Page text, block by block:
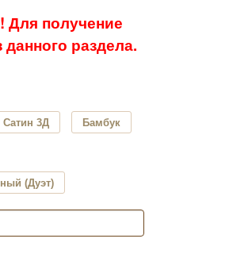
Для получение
раздела.
Сатин 3Д Бамбук
(Дуэт)